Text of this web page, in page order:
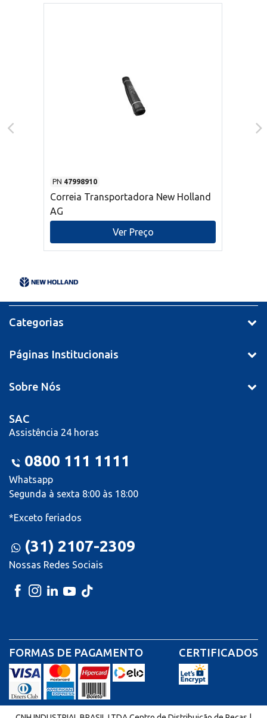
PN 47998910
Correia Transportadora New Holland
AG
Ver Preço
Categorias
Páginas Institucionais
Sobre Nós
SAC
Assistência 24 horas
0800 111 1111
Whatsapp
Segunda à sexta 8:00 às 18:00
*Exceto feriados
(31) 2107-2309
Nossas Redes Sociais
FORMAS DE PAGAMENTO CERTIFICADOS